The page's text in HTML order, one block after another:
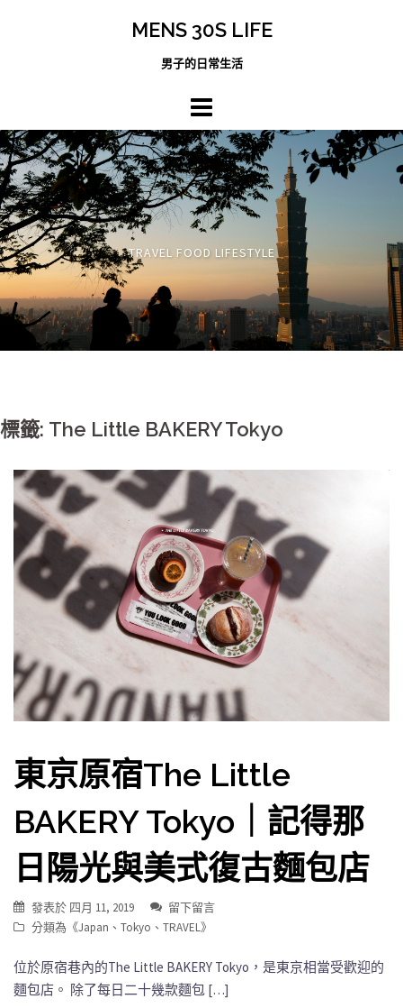
MENS 30S LIFE
男子的日常生活
TRAVEL FOOD LIFESTYLE
標籤: The Little BAKERY Tokyo
東京原宿The Little
BAKERY Tokyo｜記得那
日陽光與美式復古麵包店
發表於 四月 11, 2019
留下留言
分類為《Japan 、 Tokyo 、 TRAVEL》
位於原宿巷內的The Little BAKERY Tokyo，是東京相當受歡迎的
麵包店。 除了每日二十幾款麵包 […]